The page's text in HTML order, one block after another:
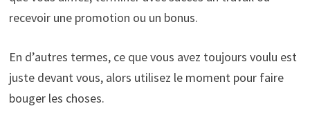
recevoir une promotion ou un bonus.
En d’autres termes, ce que vous avez toujours voulu est
juste devant vous, alors utilisez le moment pour faire
bouger les choses.